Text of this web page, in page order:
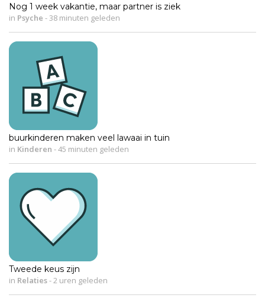
Nog 1 week vakantie, maar partner is ziek
in Psyche -38 minuten geleden
buurkinderen maken veel lawaai in tuin
in Kinderen -45 minuten geleden
Tweede keus zijn
in Relaties-2 uren geleden